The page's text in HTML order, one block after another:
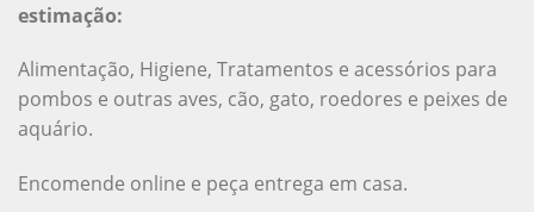
estimação:
Alimentação, Higiene, Tratamentos e acessórios para
pombos e outras aves, cão, gato, roedores e peixes de
aquário.
Encomende online e peça entrega em casa.